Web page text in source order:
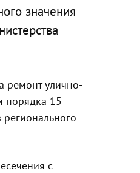
значения
ремонт улично-
порядка 15
с